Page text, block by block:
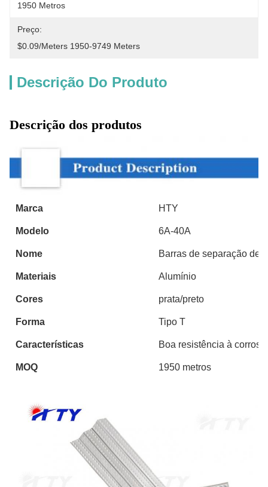
1950 Metros
Preço:
$0.09/meters 1950-9749 Meters
Descrição Do Produto
Descrição dos produtos
Marca HTY
Modelo 6A-40A
Nome Barras de separação de
Materiais Alumínio
Cores prata/preto
Forma Tipo T
Características Boa resistência à
MOQ 1950 metros